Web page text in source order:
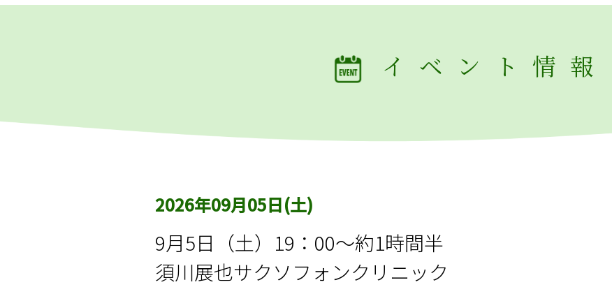
イベント情報
2026年09月05日(土)
9月5日（土）19：00～約1時間半
須川展也サクソフォンクリニック